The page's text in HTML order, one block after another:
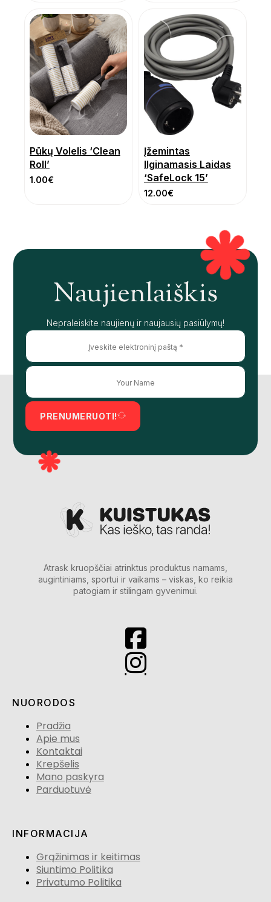
Pūkų Volelis ‘Clean
Roll’
1.00€
Įžemintas
Ilginamasis Laidas
‘SafeLock 15’
12.00€
Naujienlaiškis
Nepraleiskite naujienų ir naujausių pasiūlymų!
PRENUMERUOTI!
Atrask kruopščiai atrinktus produktus namams,
augintiniams, sportui ir vaikams – viskas, ko reikia
patogiam ir stilingam gyvenimui.
NUORODOS
Pradžia
Apie mus
Kontaktai
Krepšelis
Mano paskyra
Parduotuvė
INFORMACIJA
Grąžinimas ir keitimas
Siuntimo Politika
Privatumo Politika